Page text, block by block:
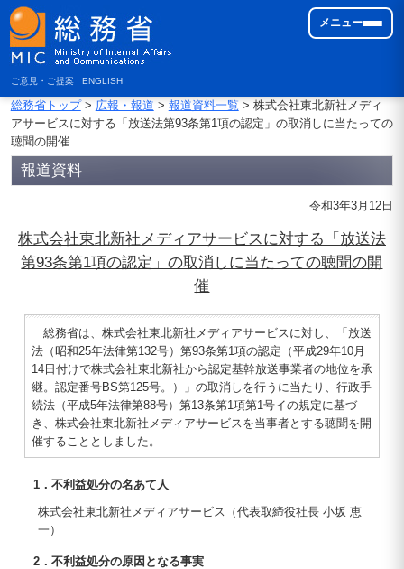
ご意見・ご提案 ENGLISH
メニュー
総務省トップ> 広報・報道 > 報道資料一覧> 株式会社東北新社メディ
アサービスに対する「放送法第93条第1項の認定」の取消しに当たっての
聴聞の開催
報道資料
令和3年3月12日
株式会社東北新社メディアサービスに対する「放送法
第93条第1項の認定」の取消しに当たっての聴聞の開
催
総務省は、株式会社東北新社メディアサービスに対し、「放送
法（昭和25年法律第132号）第93条第1項の認定（平成29年10月
14日付けで株式会社東北新社から認定基幹放送事業者の地位を承
継。認定番号BS第125号。）」の取消しを行うに当たり、行政手
続法（平成5年法律第88号）第13条第1項第1号イの規定に基づ
き、株式会社東北新社メディアサービスを当事者とする聴聞を開
催することとしました。
1．不利益処分の名あて人
株式会社東北新社メディアサービス（代表取締役社長 小坂 恵
一）
2．不利益処分の原因となる事実